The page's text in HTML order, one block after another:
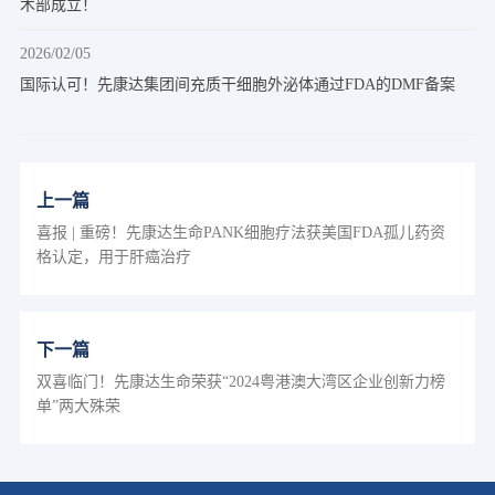
术部成立！
2026/02/05
国际认可！先康达集团间充质干细胞外泌体通过FDA的DMF备案
上一篇
喜报 | 重磅！先康达生命PANK细胞疗法获美国FDA孤儿药资
格认定，用于肝癌治疗
下一篇
双喜临门！先康达生命荣获“2024粤港澳大湾区企业创新力榜
单”两大殊荣